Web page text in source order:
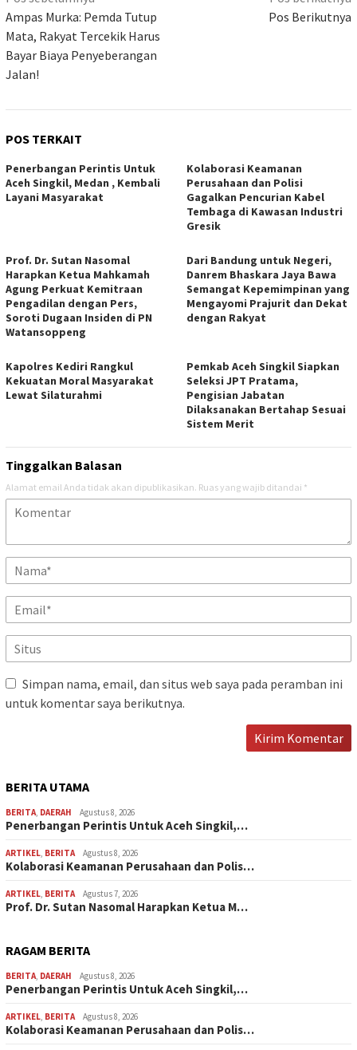
pos
Ampas Murka: Pemda Tutup
Mata, Rakyat Tercekik Harus
Bayar Biaya Penyeberangan
Jalan!
Pos Berikutnya
POS TERKAIT
Penerbangan Perintis Untuk
Aceh Singkil, Medan , Kembali
Layani Masyarakat
Kolaborasi Keamanan
Perusahaan dan Polisi
Gagalkan Pencurian Kabel
Tembaga di Kawasan Industri
Gresik
Prof. Dr. Sutan Nasomal
Harapkan Ketua Mahkamah
Agung Perkuat Kemitraan
Pengadilan dengan Pers,
Soroti Dugaan Insiden di PN
Watansoppeng
Dari Bandung untuk Negeri,
Danrem Bhaskara Jaya Bawa
Semangat Kepemimpinan yang
Mengayomi Prajurit dan Dekat
dengan Rakyat
Kapolres Kediri Rangkul
Kekuatan Moral Masyarakat
Lewat Silaturahmi
Pemkab Aceh Singkil Siapkan
Seleksi JPT Pratama,
Pengisian Jabatan
Dilaksanakan Bertahap Sesuai
Sistem Merit
Tinggalkan Balasan
Alamat email Anda tidak akan dipublikasikan. Ruas yang wajib ditandai *
Simpan nama, email, dan situs web saya pada peramban ini
untuk komentar saya berikutnya.
BERITA UTAMA
BERITA DAERAH Agustus 8, 2026
Penerbangan Perintis Untuk Aceh Singkil,…
ARTIKEL BERITA Agustus 8, 2026
Kolaborasi Keamanan Perusahaan dan Polis…
ARTIKEL BERITA Agustus 7, 2026
Prof. Dr. Sutan Nasomal Harapkan Ketua M…
RAGAM BERITA
BERITA DAERAH Agustus 8, 2026
Penerbangan Perintis Untuk Aceh Singkil,…
ARTIKEL BERITA Agustus 8, 2026
Kolaborasi Keamanan Perusahaan dan Polis…